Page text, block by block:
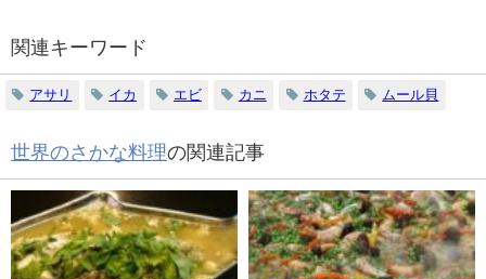
関連キーワード
アサリ イカ エビ カニ ホタテ ムール貝
世界のさかな料理の関連記事